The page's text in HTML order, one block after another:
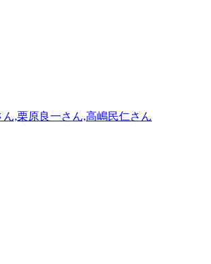
,栗原良一さん,高嶋民仁さん